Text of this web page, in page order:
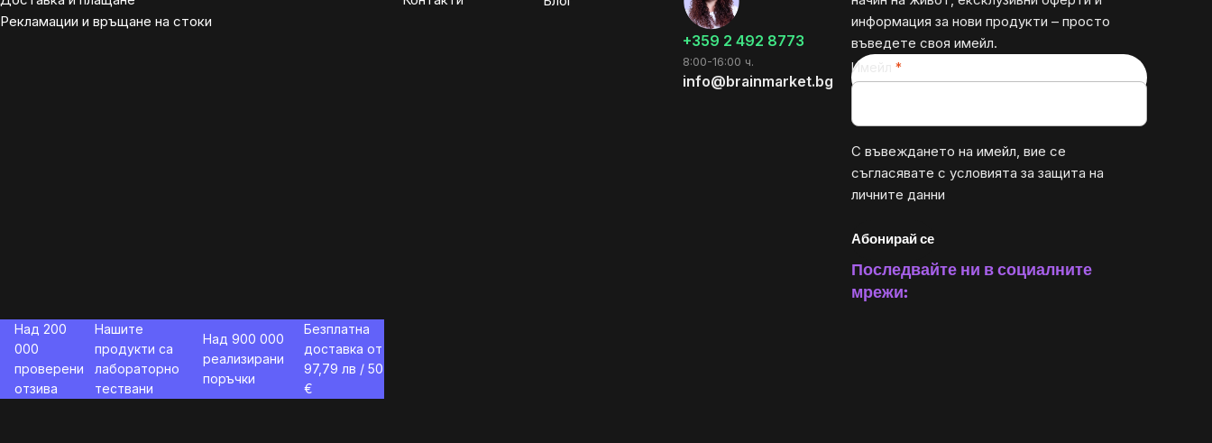
Рекламации и връщане на стоки
+359 2 492 8773
8:00-16:00 ч.
info@brainmarket.bg
информация за нови продукти – просто
въведете своя имейл.
Имейл
С въвеждането на имейл, вие се
съгласявате с условията за защита на
личните данни
Абонирай се
Последвайте ни в социалните
мрежи:
Над 200
000
проверени
отзива
Нашите
продукти са
лабораторно
тествани
Над 900 000
реализирани
поръчки
Безплатна
доставка от
97,79 лв / 50
€